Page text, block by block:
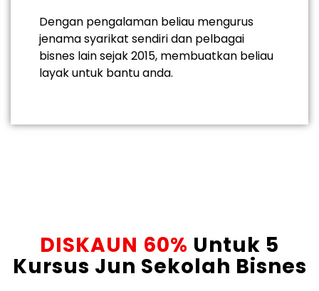
Dengan pengalaman beliau mengurus
jenama syarikat sendiri dan pelbagai
bisnes lain sejak 2015, membuatkan beliau
layak untuk bantu anda.
DISKAUN 60% Untuk 5
Kursus Jun Sekolah Bisnes